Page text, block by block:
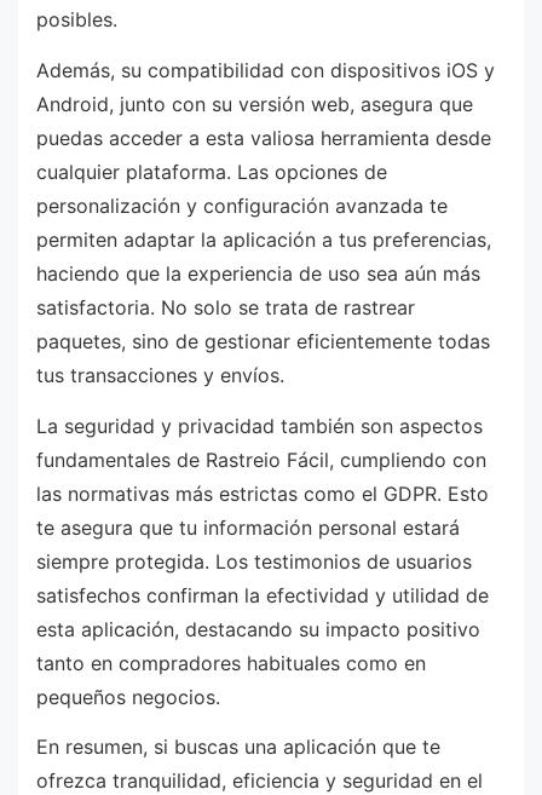
posibles.
Además, su compatibilidad con dispositivos iOS y
Android, junto con su versión web, asegura que
puedas acceder a esta valiosa herramienta desde
cualquier plataforma. Las opciones de
personalización y configuración avanzada te
permiten adaptar la aplicación a tus preferencias,
haciendo que la experiencia de uso sea aún más
satisfactoria. No solo se trata de rastrear
paquetes, sino de gestionar eficientemente todas
tus transacciones y envíos.
La seguridad y privacidad también son aspectos
fundamentales de Rastreio Fácil, cumpliendo con
las normativas más estrictas como el GDPR. Esto
te asegura que tu información personal estará
siempre protegida. Los testimonios de usuarios
satisfechos confirman la efectividad y utilidad de
esta aplicación, destacando su impacto positivo
tanto en compradores habituales como en
pequeños negocios.
En resumen, si buscas una aplicación que te
ofrezca tranquilidad, eficiencia y seguridad en el